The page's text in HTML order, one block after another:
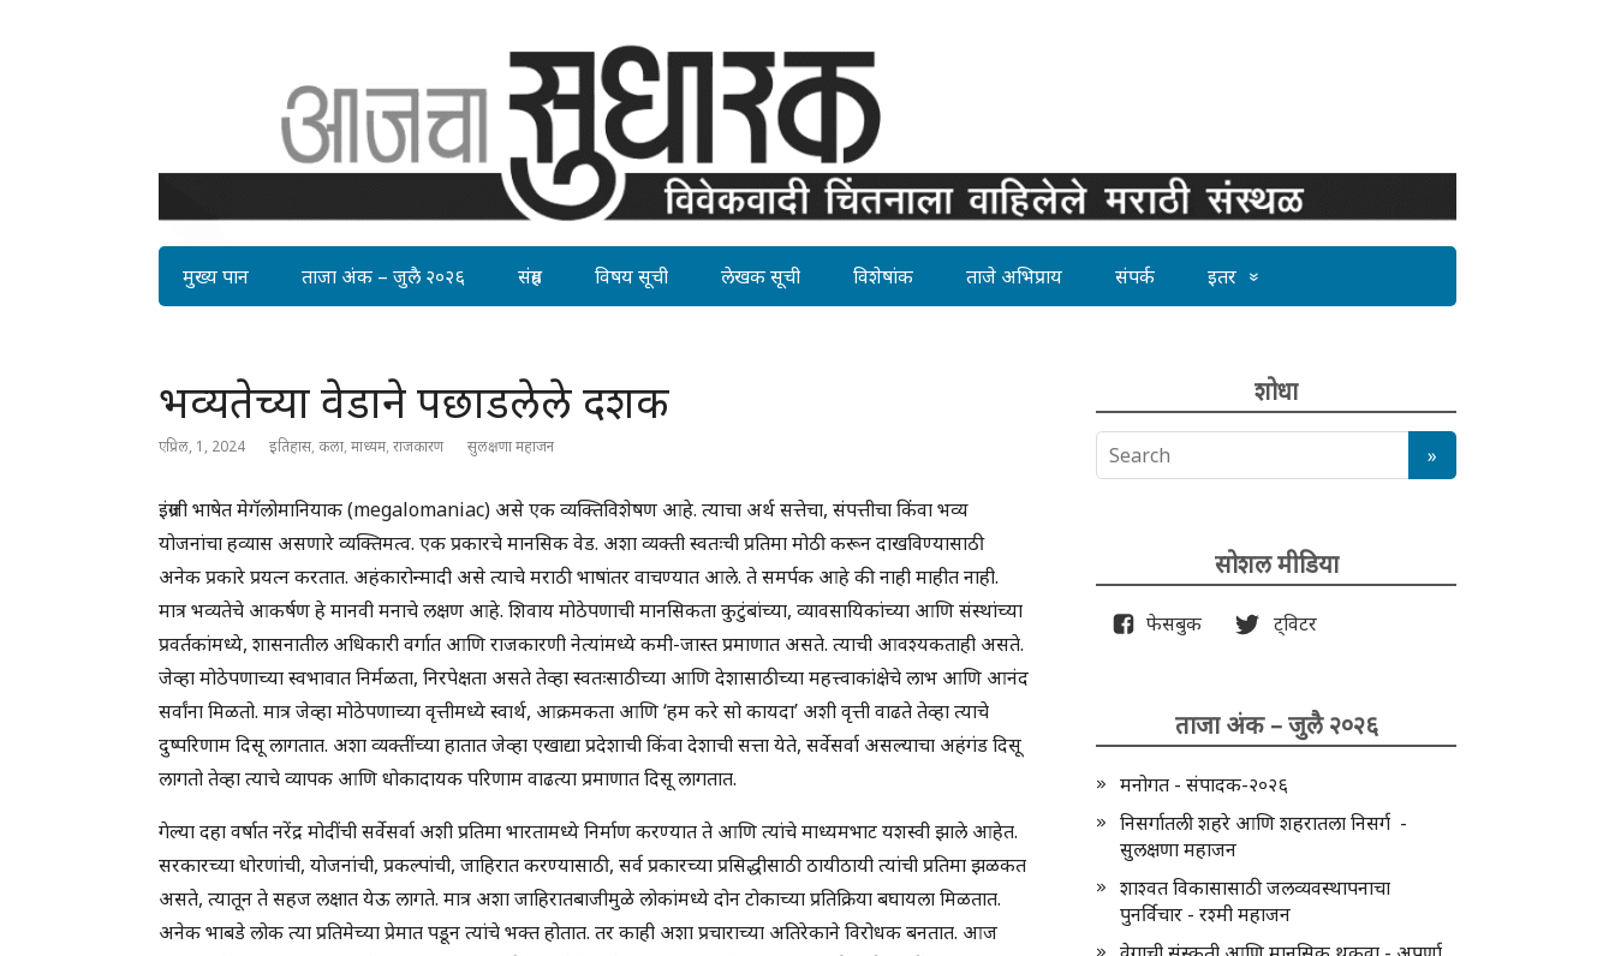
मुख्य पान ताजा अंक – जुलै २०२६ संग्रह विषय सूची लेखक सूची विशेषांक ताजे अभिप्राय संपर्क इतर
भव्यतेच्या वेडाने पछाडलेले दशक
एप्रिल, 1, 2024 इतिहास, कला, माध्यम, राजकारण सुलक्षणा महाजन
इंग्रजी भाषेत मेगॅलोमानियाक (megalomaniac) असे एक व्यक्तिविशेषण आहे. त्याचा अर्थ सत्तेचा, संपत्तीचा किंवा भव्य
योजनांचा हव्यास असणारे व्यक्तिमत्व. एक प्रकारचे मानसिक वेड. अशा व्यक्ती स्वतःची प्रतिमा मोठी करून दाखविण्यासाठी
अनेक प्रकारे प्रयत्न करतात. अहंकारोन्मादी असे त्याचे मराठी भाषांतर वाचण्यात आले. ते समर्पक आहे की नाही माहीत नाही.
मात्र भव्यतेचे आकर्षण हे मानवी मनाचे लक्षण आहे. शिवाय मोठेपणाची मानसिकता कुटुंबांच्या, व्यावसायिकांच्या आणि संस्थांच्या
प्रवर्तकांमध्ये, शासनातील अधिकारी वर्गात आणि राजकारणी नेत्यांमध्ये कमी-जास्त प्रमाणात असते. त्याची आवश्यकताही असते.
जेव्हा मोठेपणाच्या स्वभावात निर्मळता, निरपेक्षता असते तेव्हा स्वतःसाठीच्या आणि देशासाठीच्या महत्त्वाकांक्षेचे लाभ आणि आनंद
सर्वांना मिळतो. मात्र जेव्हा मोठेपणाच्या वृत्तीमध्ये स्वार्थ, आक्रमकता आणि ‘हम करे सो कायदा’ अशी वृत्ती वाढते तेव्हा त्याचे
दुष्परिणाम दिसू लागतात. अशा व्यक्तींच्या हातात जेव्हा एखाद्या प्रदेशाची किंवा देशाची सत्ता येते, सर्वेसर्वा असल्याचा अहंगंड दिसू
लागतो तेव्हा त्याचे व्यापक आणि धोकादायक परिणाम वाढत्या प्रमाणात दिसू लागतात.
गेल्या दहा वर्षात नरेंद्र मोदींची सर्वेसर्वा अशी प्रतिमा भारतामध्ये निर्माण करण्यात ते आणि त्यांचे माध्यमभाट यशस्वी झाले आहेत.
सरकारच्या धोरणांची, योजनांची, प्रकल्पांची, जाहिरात करण्यासाठी, सर्व प्रकारच्या प्रसिद्धीसाठी ठायीठायी त्यांची प्रतिमा झळकत
असते, त्यातून ते सहज लक्षात येऊ लागते. मात्र अशा जाहिरातबाजीमुळे लोकांमध्ये दोन टोकाच्या प्रतिक्रिया बघायला मिळतात.
अनेक भाबडे लोक त्या प्रतिमेच्या प्रेमात पडून त्यांचे भक्त होतात. तर काही अशा प्रचाराच्या अतिरेकाने विरोधक बनतात. आज
शोधा
सोशल मीडिया
फेसबुक ट्विटर
ताजा अंक – जुलै २०२६
मनोगत - संपादक-२०२६
निसर्गातली शहरे आणि शहरातला निसर्ग -
सुलक्षणा महाजन
शाश्वत विकासासाठी जलव्यवस्थापनाचा
पुनर्विचार - रश्मी महाजन